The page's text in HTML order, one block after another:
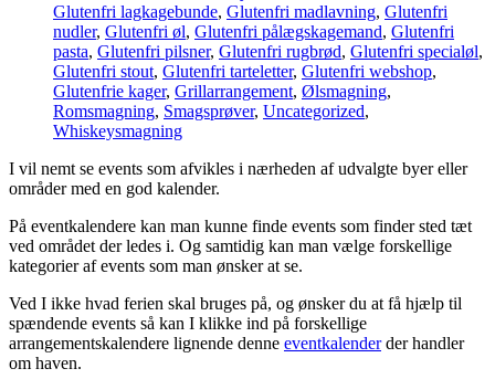
Glutenfri lagkagebunde, Glutenfri madlavning, Glutenfri
nudler, Glutenfri øl, Glutenfri pålægskagemand, Glutenfri
pasta, Glutenfri pilsner, Glutenfri rugbrød, Glutenfri specialøl,
Glutenfri stout, Glutenfri tarteletter, Glutenfri webshop,
Glutenfrie kager, Grillarrangement, Ølsmagning,
Romsmagning, Smagsprøver, Uncategorized,
Whiskeysmagning
I vil nemt se events som afvikles i nærheden af udvalgte byer eller
områder med en god kalender.
På eventkalendere kan man kunne finde events som finder sted tæt
ved området der ledes i. Og samtidig kan man vælge forskellige
kategorier af events som man ønsker at se.
Ved I ikke hvad ferien skal bruges på, og ønsker du at få hjælp til
spændende events så kan I klikke ind på forskellige
arrangementskalendere lignende denne eventkalenderder handler
om haven.